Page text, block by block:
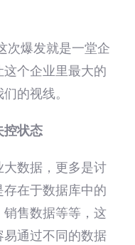
次爆发就是一堂企
个企业里最大的
的视线。
控状态
数据，更多是讨
在于数据库中的
售数据等等，这
通过不同的数据